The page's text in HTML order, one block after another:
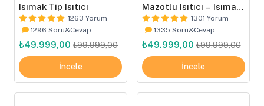
Isımak Tip Isıtıcı
1263 Yorum
1296 Soru&Cevap
₺49.999,00 ₺99.999,00
İncele
Mazotlu Isıtıcı – Isımak
Tip
1301 Yorum
1335 Soru&Cevap
₺49.999,00 ₺99.999,00
İncele